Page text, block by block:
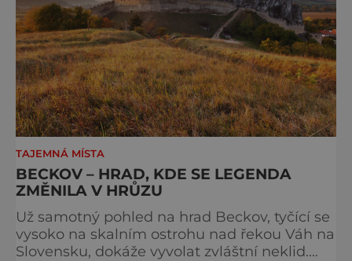
TAJEMNÁ MÍSTA
BECKOV – HRAD, KDE SE LEGENDA
ZMĚNILA V HRŮZU
Už samotný pohled na hrad Beckov, tyčící se
vysoko na skalním ostrohu nad řekou Váh na
Slovensku, dokáže vyvolat zvláštní neklid.